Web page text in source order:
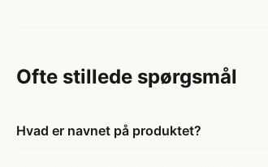
Ofte stillede spørgsmål
Hvad er navnet på produktet?